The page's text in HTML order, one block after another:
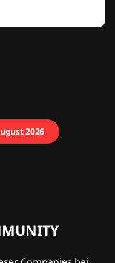
2026